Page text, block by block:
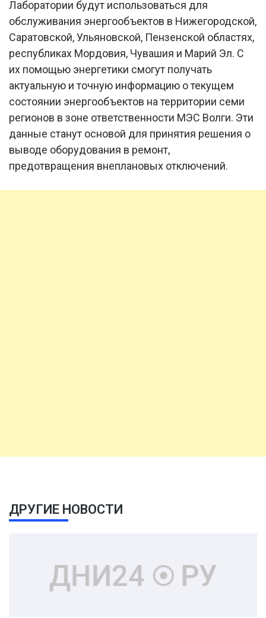
Лаборатории будут использоваться для
обслуживания энергообъектов в Нижегородской,
Саратовской, Ульяновской, Пензенской областях,
республиках Мордовия, Чувашия и Марий Эл. С
их помощью энергетики смогут получать
актуальную и точную информацию о текущем
состоянии энергообъектов на территории семи
регионов в зоне ответственности МЭС Волги. Эти
данные станут основой для принятия решения о
выводе оборудования в ремонт,
предотвращения внеплановых отключений.
ДРУГИЕ НОВОСТИ